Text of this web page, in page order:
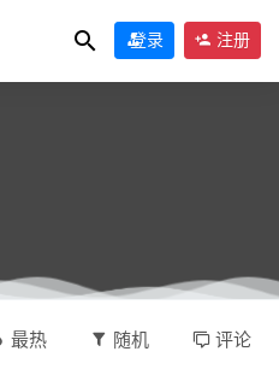
登录 注册
最热 随机 评论